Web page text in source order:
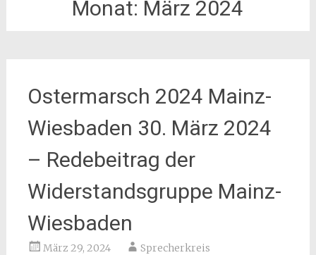
Monat: März 2024
Ostermarsch 2024 Mainz-
Wiesbaden 30. März 2024
– Redebeitrag der
Widerstandsgruppe Mainz-
Wiesbaden
März 29, 2024 Sprecherkreis